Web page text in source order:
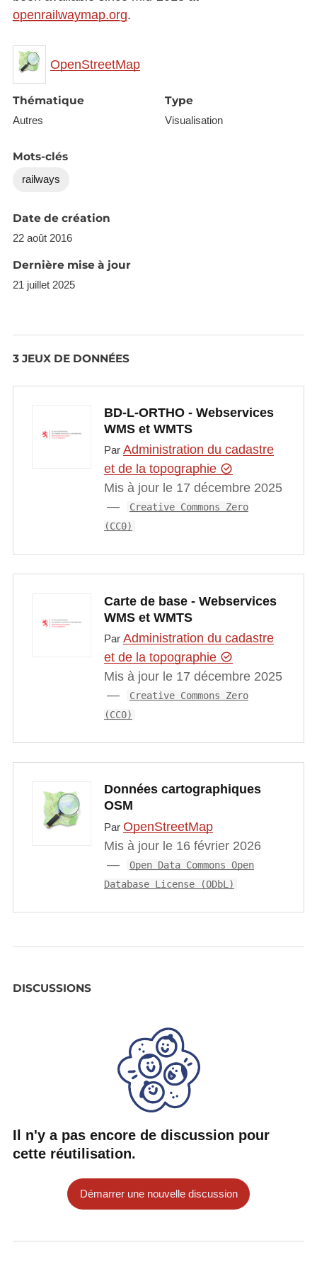
openrailwaymap.org.
OpenStreetMap
Thématique
Autres
Type
Visualisation
Mots-clés
railways
Date de création
22 août 2016
Dernière mise à jour
21 juillet 2025
3 JEUX DE DONNÉES
BD-L-ORTHO - Webservices
WMS et WMTS
Par Administration du cadastre
et de la topographie
Mis à jour le 17 décembre 2025
Creative Commons Zero
(CC0)
Carte de base - Webservices
WMS et WMTS
Par Administration du cadastre
et de la topographie
Mis à jour le 17 décembre 2025
Creative Commons Zero
(CC0)
Données cartographiques
OSM
Par OpenStreetMap
Mis à jour le 16 février 2026
Open Data Commons Open
Database License (ODbL)
DISCUSSIONS
Il n'y a pas encore de discussion pour
cette réutilisation.
Démarrer une nouvelle discussion